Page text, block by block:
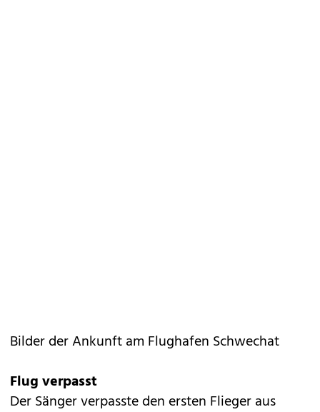
Bilder der Ankunft am Flughafen Schwechat
Flug verpasst
Der Sänger verpasste den ersten Flieger aus